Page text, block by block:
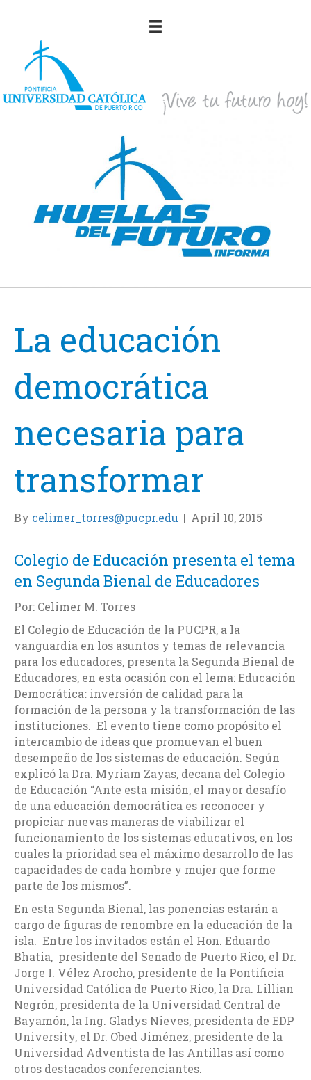
La educación
democrática
necesaria para
transformar
By celimer_torres@pucpr.edu | April 10, 2015
Colegio de Educación presenta el tema
en Segunda Bienal de Educadores
Por: Celimer M. Torres
El Colegio de Educación de la PUCPR, a la
vanguardia en los asuntos y temas de relevancia
para los educadores, presenta la Segunda Bienal de
Educadores, en esta ocasión con el lema: Educación
Democrática: inversión de calidad para la
formación de la persona y la transformación de las
instituciones. El evento tiene como propósito el
intercambio de ideas que promuevan el buen
desempeño de los sistemas de educación. Según
explicó la Dra. Myriam Zayas, decana del Colegio
de Educación “Ante esta misión, el mayor desafío
de una educación democrática es reconocer y
propiciar nuevas maneras de viabilizar el
funcionamiento de los sistemas educativos, en los
cuales la prioridad sea el máximo desarrollo de las
capacidades de cada hombre y mujer que forme
parte de los mismos”.
En esta Segunda Bienal, las ponencias estarán a
cargo de figuras de renombre en la educación de la
isla. Entre los invitados están el Hon. Eduardo
Bhatia, presidente del Senado de Puerto Rico, el Dr.
Jorge I. Vélez Arocho, presidente de la Pontificia
Universidad Católica de Puerto Rico, la Dra. Lillian
Negrón, presidenta de la Universidad Central de
Bayamón, la Ing. Gladys Nieves, presidenta de EDP
University, el Dr. Obed Jiménez, presidente de la
Universidad Adventista de las Antillas así como
otros destacados conferenciantes.